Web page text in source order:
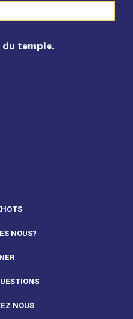
du temple.
NOUS?
NOUS